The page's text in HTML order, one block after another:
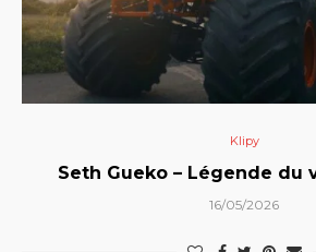
Klipy
Seth Gueko – Légende du
16/05/2026